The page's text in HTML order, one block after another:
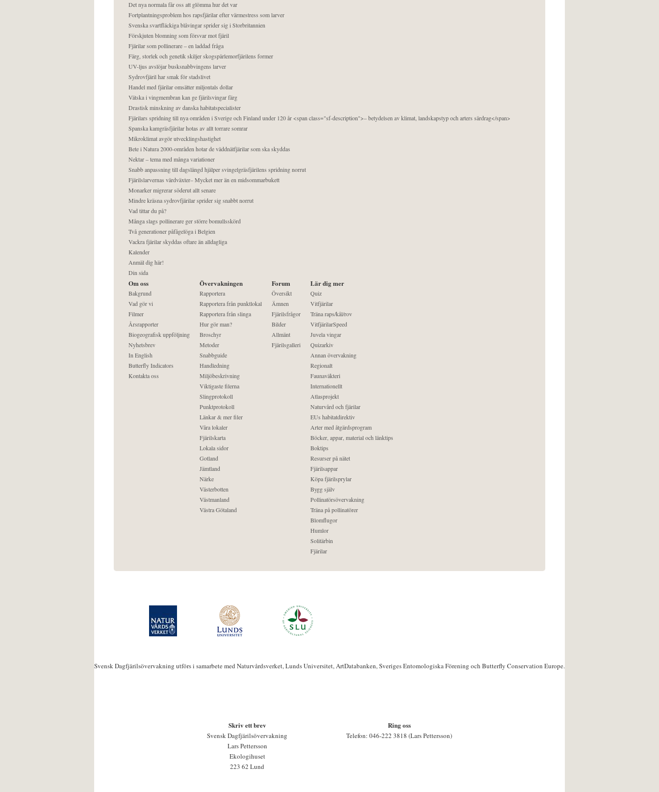
Det nya normala får oss att glömma hur det var
Fortplantningsproblem hos rapsfjärilar efter värmestress som larver
Svenska svartfläckiga blåvingar sprider sig i Storbritannien
Förskjuten blomning som försvar mot fjäril
Fjärilar som pollinerare – en laddad fråga
Färg, storlek och genetik skiljer skogspärlemorfjärilens former
UV-ljus avslöjar busksnabbvingens larver
Sydrovfjäril har smak för stadslivet
Handel med fjärilar omsätter miljontals dollar
Vätska i vingmembran kan ge fjärilsvingar färg
Drastisk minskning av danska habitatspecialister
Fjärilars spridning till nya områden i Sverige och Finland under 120 år <span class="sf-description">– betydelsen av klimat, landskapstyp och arters särdrag</span>
Spanska kamgräsfjärilar hotas av allt torrare somrar
Mikroklimat avgör utvecklingshastighet
Bete i Natura 2000-områden hotar de väddnätfjärilar som ska skyddas
Nektar – tema med många variationer
Snabb anpassning till dagslängd hjälper svingelgräsfjärilens spridning norrut
Fjärilslarvernas värdväxter– Mycket mer än en midsommarbukett
Monarker migrerar söderut allt senare
Mindre kräsna sydrovfjärilar sprider sig snabbt norrut
Vad tittar du på?
Många slags pollinerare ger större bomullsskörd
Två generationer påfågelöga i Belgien
Vackra fjärilar skyddas oftare än alldagliga
Kalender
Anmäl dig här!
Din sida
Om oss
Bakgrund
Vad gör vi
Filmer
Årsrapporter
Biogeografisk uppföljning
Nyhetsbrev
In English
Butterfly Indicators
Kontakta oss
Övervakningen
Rapportera
Rapportera från punktlokal
Rapportera från slinga
Hur gör man?
Broschyr
Metoder
Snabbguide
Handledning
Miljöbeskrivning
Viktigaste filerna
Slingprotokoll
Punktprotokoll
Länkar & mer filer
Våra lokaler
Fjärilskarta
Lokala sidor
Gotland
Jämtland
Närke
Västerbotten
Västmanland
Västra Götaland
Forum
Översikt
Ämnen
Fjärilsfrågor
Bilder
Allmänt
Fjärilsgalleri
Lär dig mer
Quiz
Vitfjärilar
Träna raps/kål/rov
VitfjärilarSpeed
Juvela vingar
Quizarkiv
Annan övervakning
Regionalt
Faunaväkteri
Internationellt
Atlasprojekt
Naturvård och fjärilar
EUs habitatdirektiv
Arter med åtgärdsprogram
Böcker, appar, material och länktips
Boktips
Resurser på nätet
Fjärilsappar
Köpa fjärilsprylar
Bygg själv
Pollinatörsövervakning
Träna på pollinatörer
Blomflugor
Humlor
Solitärbin
Fjärilar
Svensk Dagfjärilsövervakning utförs i samarbete med Naturvårdsverket, Lunds Universitet, ArtDatabanken, Sveriges Entomologiska Förening och Butterfly Conservation Europe.
Skriv ett brev
Svensk Dagfjärilsövervakning
Lars Pettersson
Ekologihuset
223 62 Lund
Ring oss
Telefon: 046-222 3818 (Lars Pettersson)